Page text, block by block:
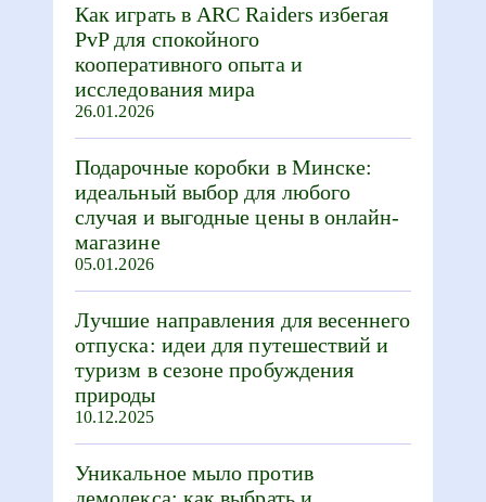
Как играть в ARC Raiders избегая
PvP для спокойного
кооперативного опыта и
исследования мира
26.01.2026
Подарочные коробки в Минске:
идеальный выбор для любого
случая и выгодные цены в онлайн-
магазине
05.01.2026
Лучшие направления для весеннего
отпуска: идеи для путешествий и
туризм в сезоне пробуждения
природы
10.12.2025
Уникальное мыло против